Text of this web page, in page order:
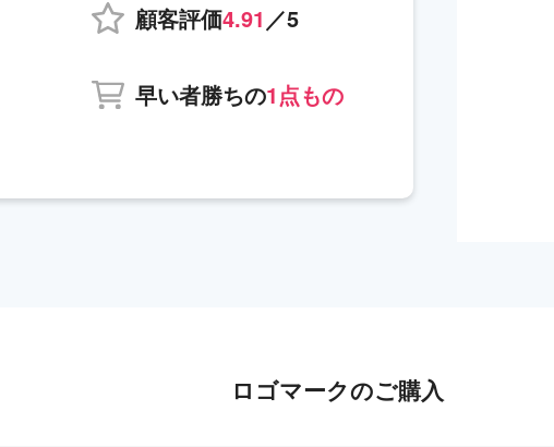
顧客評価4.91 ／5
早い者勝ちの1点もの
ロゴマークのご購入